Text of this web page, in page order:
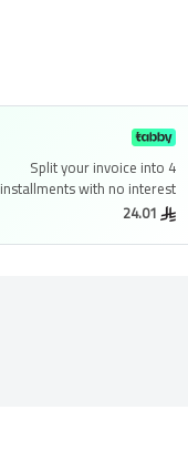
Split your invoice into 4
installmentswith no interest.